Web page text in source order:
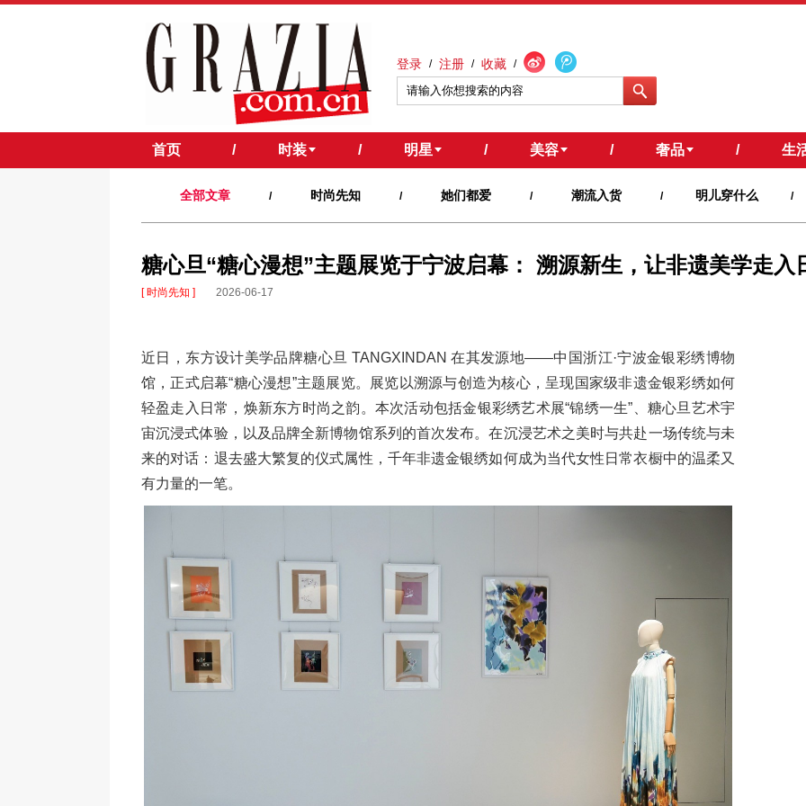
登录 / 注册 / 收藏 /
首页 / 时装 / 明星 / 美容 / 奢品 / 生
全部文章 / 时尚先知 / 她们都爱 / 潮流入货 / 明儿穿什么 /
糖心旦“糖心漫想”主题展览于宁波启幕： 溯源新生，让非遗美学走入
[ 时尚先知 ] 2026-06-17
近日，东方设计美学品牌糖心旦 TANGXINDAN 在其发源地——中国浙江·宁波金银彩绣博物
馆，正式启幕“糖心漫想”主题展览。展览以溯源与创造为核心，呈现国家级非遗金银彩绣如何
轻盈走入日常，焕新东方时尚之韵。本次活动包括金银彩绣艺术展“锦绣一生”、糖心旦艺术宇
宙沉浸式体验，以及品牌全新博物馆系列的首次发布。在沉浸艺术之美时与共赴一场传统与未
来的对话：退去盛大繁复的仪式属性，千年非遗金银绣如何成为当代女性日常衣橱中的温柔又
有力量的一笔。